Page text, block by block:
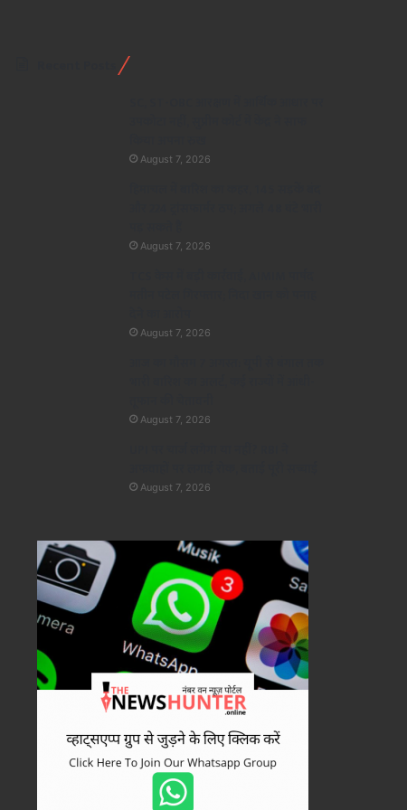
August 7, 2026
August 7, 2026
August 7, 2026
August 7, 2026
August 7, 2026